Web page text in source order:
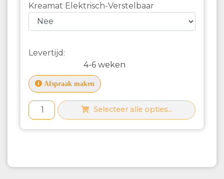
Kreamat Elektrisch-Verstelbaar
Levertijd:
4-6 weken
Afspraak maken
Selecteer alle opties...